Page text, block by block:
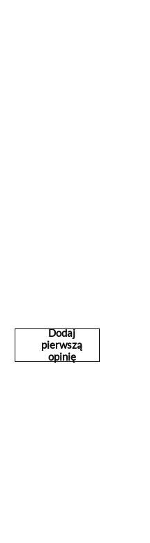
Dodaj
pierwszą
opinię